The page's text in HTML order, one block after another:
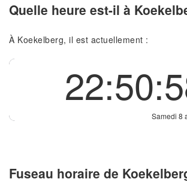
Quelle heure est-il à
À Koekelberg, il est actuellement :
Samedi 8
Fuseau horaire de